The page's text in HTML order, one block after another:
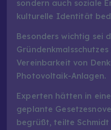
sondern auch soziale
kulturelle Identität
Besonders wichtig sei
Vereinbarkeit von
Photovoltaik-Anlagen.
Experten hätten in
geplante
begrüßt, teilte